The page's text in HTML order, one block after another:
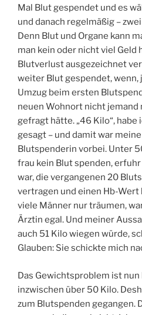
Mal Blut gespendet und es
und danach regelmäßig –
Denn Blut und Organe kann
man kein oder nicht viel Geld
Blutverlust ausgezeichnet
weiter Blut gespendet, wenn,
Umzug beim ersten
neuen Wohnort nicht jemand
gefragt hätte. „46 Kilo“,
gesagt – und damit war
Blutspenderin vorbei. Unter
frau kein Blut spenden,
war, die vergangenen 20
vertragen und einen Hb-
viele Männer nur träumen,
Ärztin egal. Und meiner
auch 51 Kilo wiegen würde,
Glauben: Sie schickte mich
Das Gewichtsproblem ist
inzwischen über 50 Kilo.
zum Blutspenden gegangen.